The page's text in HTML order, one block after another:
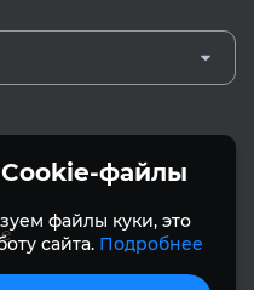
файлы
файлы куки, это
сайта. Подробнее